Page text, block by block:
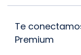
Te
Premium